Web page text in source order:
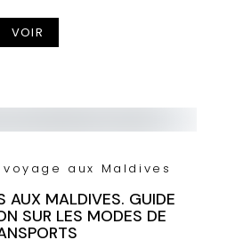
VOIR
aux Maldives
AUX MALDIVES. GUIDE
SUR LES MODES DE